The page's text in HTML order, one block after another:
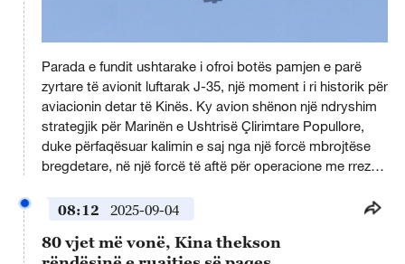
Parada e fundit ushtarake i ofroi botës pamjen e parë
zyrtare të avionit luftarak J-35, një moment i ri historik për
aviacionin detar të Kinës. Ky avion shënon një ndryshim
strategjik për Marinën e Ushtrisë Çlirimtare Popullore,
duke përfaqësuar kalimin e saj nga një forcë mbrojtëse
bregdetare, në një forcë të aftë për operacione me rreze
08:12
2025-09-04
80 vjet më vonë, Kina thekson